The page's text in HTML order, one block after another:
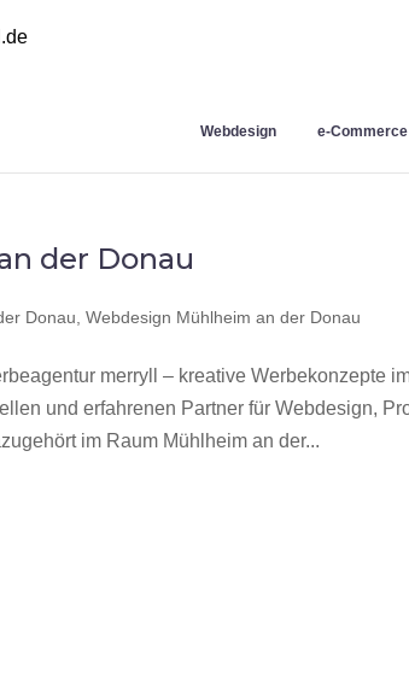
Webdesign e-Commerce
der Donau
Donau ,Webdesign Mühlheim an der Donau
merryll – kreative Werbekonzepte
und erfahrenen Partner für Webdesign,
im Raum Mühlheim an der...